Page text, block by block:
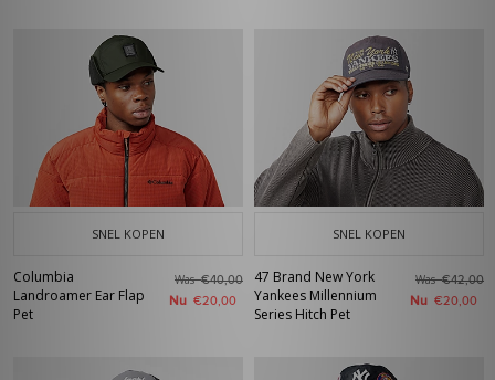
SNEL KOPEN
Columbia
Landroamer Ear Flap
Pet
Was€40,00
Nu €20,00
SNEL KOPEN
47 Brand New York
Yankees Millennium
Series Hitch Pet
Was€42,00
Nu €20,00